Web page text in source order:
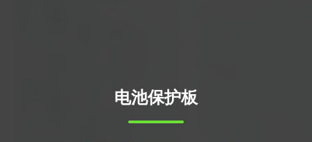
电池保护板